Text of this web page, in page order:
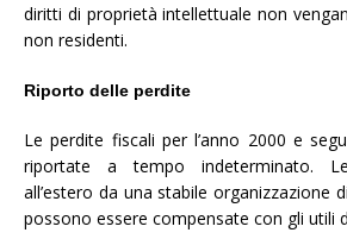
diritti di proprietà intellettuale non
non residenti.
Riporto delle perdite
Le perdite fiscali per l’anno 2000 e
riportate a tempo indeterminato.
all’estero da una stabile organizzazione
possono essere compensate con gli utili